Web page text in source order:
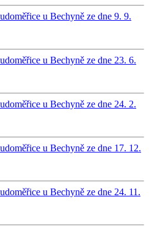
u Bechyně ze dne 9. 9.
u Bechyně ze dne 23. 6.
u Bechyně ze dne 24. 2.
u Bechyně ze dne 17. 12.
u Bechyně ze dne 24. 11.